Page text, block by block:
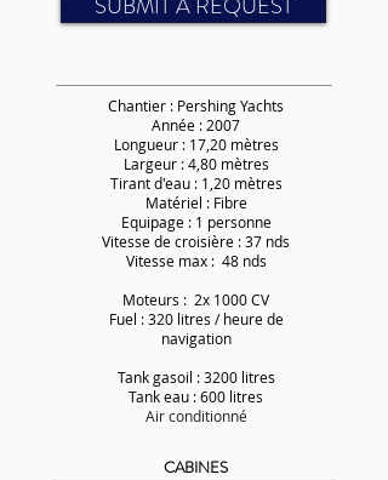
Chantier : Pershing Yachts
Année : 2007
Longueur : 17,20 mètres
Largeur : 4,80 mètres
Tirant d'eau : 1,20 mètres
Matériel : Fibre
Equipage : 1 personne
Vitesse de croisière : 37 nds
Vitesse max : 48 nds
Moteurs : 2x 1000 CV
Fuel : 320 litres / heure de
navigation
Tank gasoil : 3200 litres
Tank eau : 600 litres
Air conditionné
CABINES